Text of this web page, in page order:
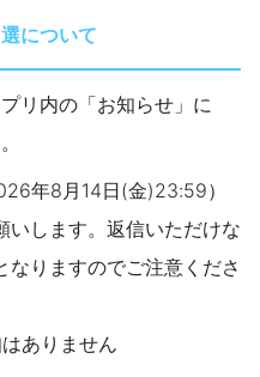
について
リ内の「お知らせ」に
年8月14日(金)23:59）
いします。返信いただけな
りますのでご注意くださ
ありません